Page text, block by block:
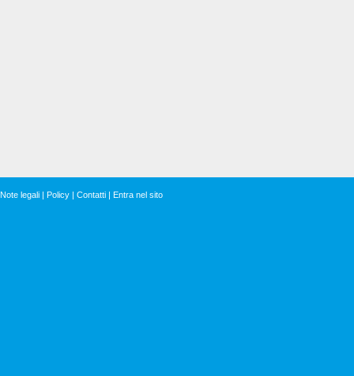
Note legali Policy Contatti Entra nel sito